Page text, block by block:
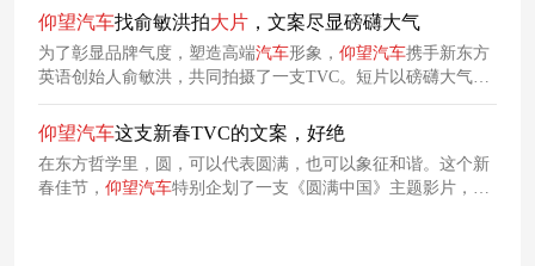
应。
仰望汽车找俞敏洪拍大片 ，文案尽显磅礴大气
为了彰显品牌气度，塑造高端汽车形象， 仰望汽车携手新东方
英语创始人俞敏洪，共同拍摄了一支TVC。短片以磅礴大气的
文案、俞敏洪沉稳有力的讲述，配合宏大的画面质感，共同营
造出仰望汽车高端、大气、富有底蕴的品牌气质。
仰望汽车这支新春TVC的文案，好绝
在东方哲学里，圆，可以代表圆满，也可以象征和谐。这个新
春佳节， 仰望汽车特别企划了一支《圆满中国》主题影片，巧